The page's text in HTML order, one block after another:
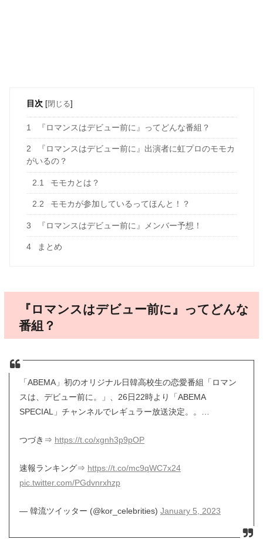
目次 [閉じる]
1 『ロマンスはデビュー前に』ってどんな番組？
2
『ロマンスはデビュー前に』出演者に虹プロのモモカ
がいるの？
2.1 モモカとは？
2.2 モモカが参加しているってほんと！？
3 『ロマンスはデビュー前に』メンバー予想！
4 まとめ
『ロマンスはデビュー前に』ってどんな
番組？
「ABEMA」初のオリジナル日韓高校生の恋愛番組「ロマン
スは、デビュー前に。」、26日22時より「ABEMA
SPECIAL」チャンネルでレギュラー放送決定。。…
つづき⇒ https://t.co/xgnh3p9pOP
速報ランキング⇒ https://t.co/mc9qWC7x24
pic.twitter.com/PGdvnrxhzp
— 韓流ツイッター (@kor_celebrities) January 5, 2023